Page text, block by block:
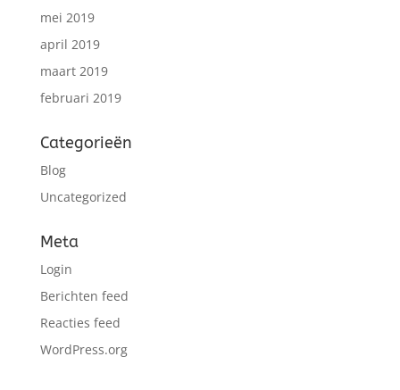
mei 2019
april 2019
maart 2019
februari 2019
Categorieën
Blog
Uncategorized
Meta
Login
Berichten feed
Reacties feed
WordPress.org